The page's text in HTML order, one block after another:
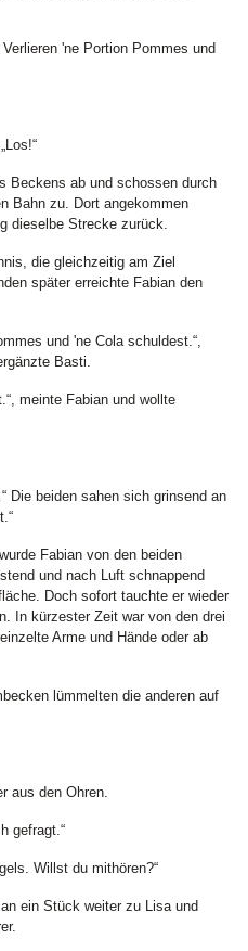
'ne Portion Pommes und
Beckens ab und schossen durch
Bahn zu. Dort angekommen
dieselbe Strecke zurück.
die gleichzeitig am Ziel
später erreichte Fabian den
und 'ne Cola schuldest.“,
Basti.
meinte Fabian und wollte
Die beiden sahen sich grinsend an
Fabian von den beiden
und nach Luft schnappend
Doch sofort tauchte er wieder
In kürzester Zeit war von den drei
Arme und Hände oder ab
lümmelten die anderen auf
aus den Ohren.
gefragt.“
Willst du mithören?“
ein Stück weiter zu Lisa und